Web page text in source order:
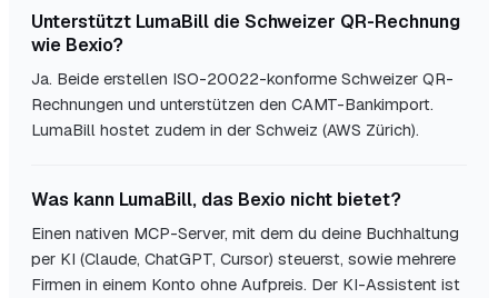
Unterstützt LumaBill die Schweizer QR-Rechnung
wie Bexio?
Ja. Beide erstellen ISO-20022-konforme Schweizer QR-
Rechnungen und unterstützen den CAMT-Bankimport.
LumaBill hostet zudem in der Schweiz (AWS Zürich).
Was kann LumaBill, das Bexio nicht bietet?
Einen nativen MCP-Server, mit dem du deine Buchhaltung
per KI (Claude, ChatGPT, Cursor) steuerst, sowie mehrere
Firmen in einem Konto ohne Aufpreis. Der KI-Assistent ist